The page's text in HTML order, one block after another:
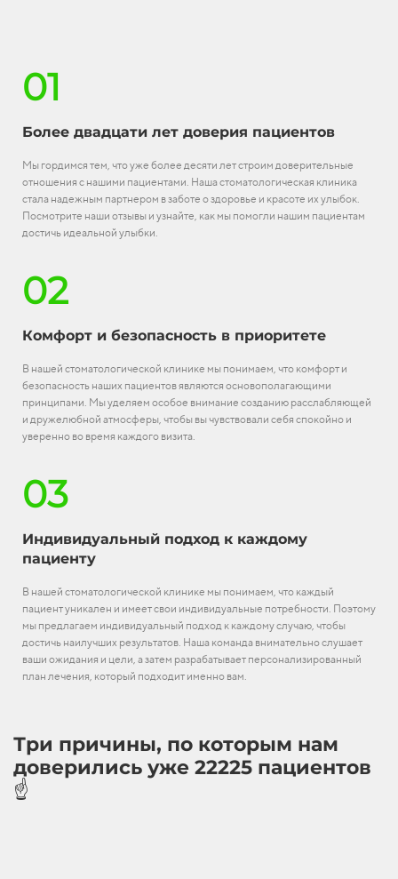
01
Более двадцати лет доверия пациентов
Мы гордимся тем, что уже более десяти лет строим доверительные
отношения с нашими пациентами. Наша стоматологическая клиника
стала надежным партнером в заботе о здоровье и красоте их улыбок.
Посмотрите наши отзывы и узнайте, как мы помогли нашим пациентам
достичь идеальной улыбки.
02
Комфорт и безопасность в приоритете
В нашей стоматологической клинике мы понимаем, что комфорт и
безопасность наших пациентов являются основополагающими
принципами. Мы уделяем особое внимание созданию расслабляющей
и дружелюбной атмосферы, чтобы вы чувствовали себя спокойно и
уверенно во время каждого визита.
03
Индивидуальный подход к каждому
пациенту
В нашей стоматологической клинике мы понимаем, что каждый
пациент уникален и имеет свои индивидуальные потребности. Поэтому
мы предлагаем индивидуальный подход к каждому случаю, чтобы
достичь наилучших результатов. Наша команда внимательно слушает
ваши ожидания и цели, а затем разрабатывает персонализированный
план лечения, который подходит именно вам.
Три причины, по которым нам
доверились уже 22225 пациентов
☝️